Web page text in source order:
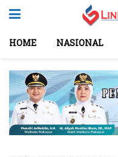
HOME NASIONAL